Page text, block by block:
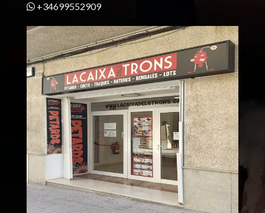
+34699552909